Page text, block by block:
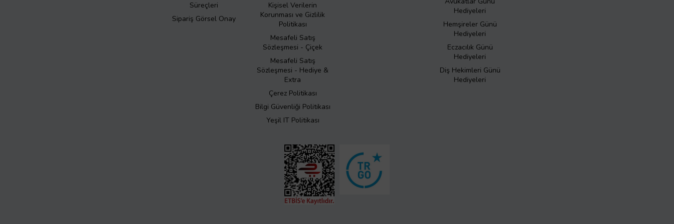
Süreçleri
Sipariş Görsel Onay
Kişisel Verilerin
Korunması ve Gizlilik
Politikası
Mesafeli Satış
Sözleşmesi - Çiçek
Mesafeli Satış
Sözleşmesi - Hediye &
Extra
Çerez Politikası
Bilgi Güvenliği Politikası
Yeşil IT Politikası
Hediyeleri
Hemşireler Günü
Hediyeleri
Eczacılık Günü
Hediyeleri
Diş Hekimleri Günü
Hediyeleri